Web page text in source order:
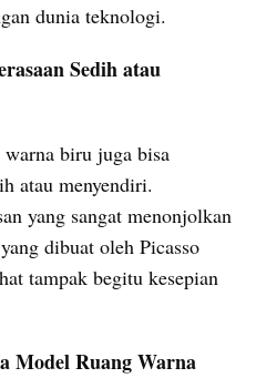
dunia teknologi.
Sedih atau
warna biru juga bisa
atau menyendiri.
yang sangat menonjolkan
dibuat oleh Picasso
tampak begitu kesepian
Model Ruang Warna